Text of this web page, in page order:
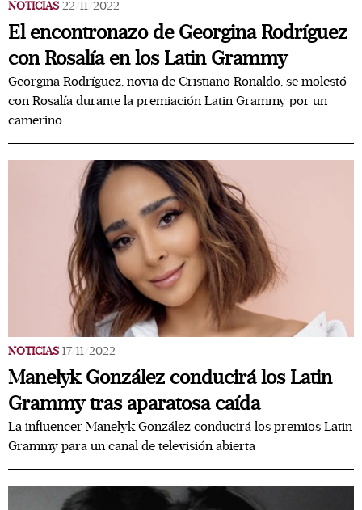
NOTICIAS 22/11/2022
El encontronazo de Georgina Rodríguez
con Rosalía en los Latin Grammy
Georgina Rodríguez, novia de Cristiano Ronaldo, se molestó
con Rosalía durante la premiación Latin Grammy por un
camerino
NOTICIAS 17/11/2022
Manelyk González conducirá los Latin
Grammy tras aparatosa caída
La influencer Manelyk González conducirá los premios Latin
Grammy para un canal de televisión abierta